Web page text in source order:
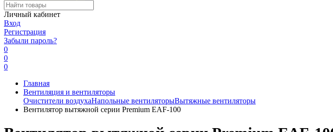
Личный кабинет
Вход
Регистрация
Забыли пароль?
0
0
0
Главная
Вентиляция и вентиляторы
Очистители воздухаНапольные вентиляторыВытяжные вентиляторы
Вентилятор вытяжной серии Premium EAF-100